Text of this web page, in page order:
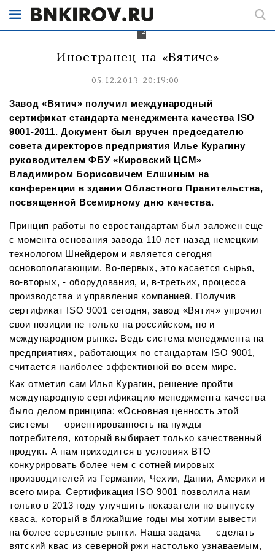
9001-
2011
Иностранец на «Вятиче»
05.12.2013 20:19:00
Завод «Вятич» получил международный
сертификат стандарта менеджмента качества ISO
9001-2011. Документ был вручен председателю
совета директоров предприятия Илье Курагину
руководителем ФБУ «Кировский ЦСМ»
Владимиром Борисовичем Елшиным на
конференции в здании Областного Правительства,
посвященной Всемирному дню качества.
Принцип работы по евростандартам был заложен еще
с момента основания завода 110 лет назад немецким
технологом Шнейдером и является сегодня
основополагающим. Во-первых, это касается сырья,
во-вторых, - оборудования, и, в-третьих, процесса
производства и управления компанией. Получив
сертификат ISO 9001 сегодня, завод «Вятич» упрочил
свои позиции не только на российском, но и
международном рынке. Ведь система менеджмента на
предприятиях, работающих по стандартам ISO 9001,
считается наиболее эффективной во всем мире.
Как отметил сам Илья Курагин, решение пройти
международную сертификацию менеджмента качества
было делом принципа: «Основная ценность этой
системы — ориентированность на нужды
потребителя, который выбирает только качественный
продукт. А нам приходится в условиях ВТО
конкурировать более чем с сотней мировых
производителей из Германии, Чехии, Дании, Америки и
всего мира. Сертификация ISO 9001 позволила нам
только в 2013 году улучшить показатели по выпуску
кваса, который в ближайшие годы мы хотим вывести
на более серьезные рынки. Наша задача — сделать
вятский квас из северной ржи настолько узнаваемым,